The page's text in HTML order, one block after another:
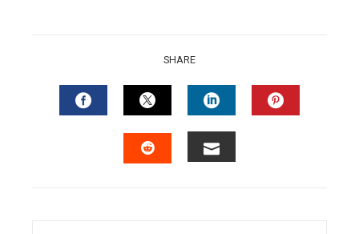
SHARE
FACEBOOKTWITTERLINKEDIN